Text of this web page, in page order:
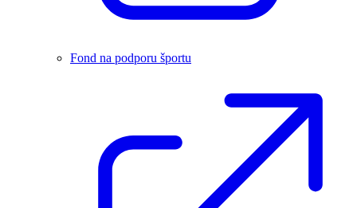
Fond na podporu športu